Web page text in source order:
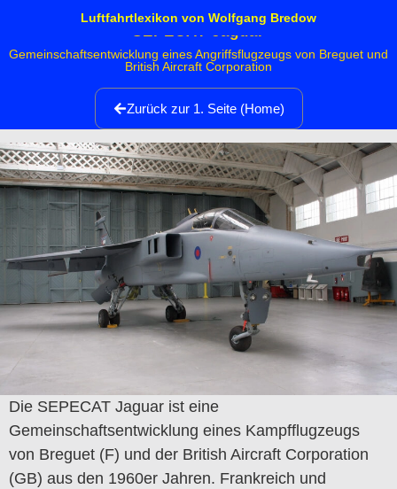
Luftfahrtlexikon von Wolfgang Bredow
SEPECAT Jaguar
Gemeinschaftsentwicklung eines Angriffsflugzeugs von Breguet und
British Aircraft Corporation
Zurück zur 1. Seite (Home)
Die SEPECAT Jaguar ist eine
Gemeinschaftsentwicklung eines Kampfflugzeugs
von Breguet (F) und der British Aircraft Corporation
(GB) aus den 1960er Jahren. Frankreich und